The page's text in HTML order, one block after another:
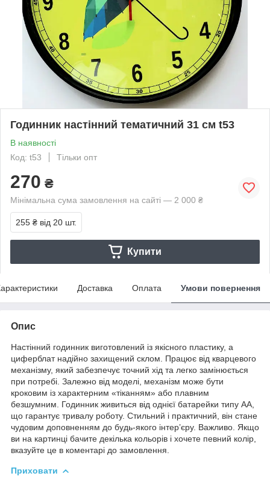
Годинник настінний тематичний 31 см t53
В наявності
Код: t53
Тільки опт
270 ₴
Мінімальна сума замовлення на сайті — 2 000 ₴
255 ₴ від 20 шт.
Купити
Доставка Оплата Умови повернення
Опис
Настінний годинник виготовлений із якісного пластику, а
циферблат надійно захищений склом. Працює від кварцевого
механізму, який забезпечує точний хід та легко замінюється
при потребі. Залежно від моделі, механізм може бути
кроковим із характерним «тіканням» або плавним
безшумним. Годинник живиться від однієї батарейки типу АА,
що гарантує тривалу роботу. Стильний і практичний, він стане
чудовим доповненням до будь-якого інтер’єру. Важливо. Якщо
ви на картинці бачите декілька кольорів і хочете певний колір,
вказуйте це в коментарі до замовлення.
Приховати